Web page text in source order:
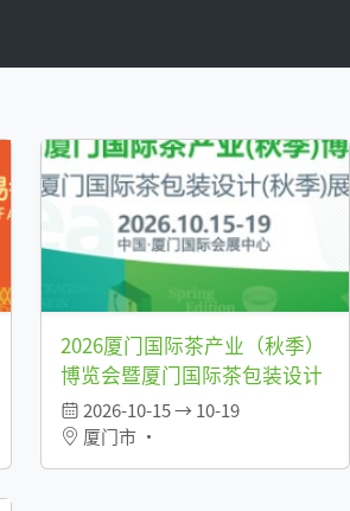
2026厦门国际茶产业（秋季）
博览会暨厦门国际茶包装设计
（秋季）展览会
2026-10-15 → 10-19
厦门市 •